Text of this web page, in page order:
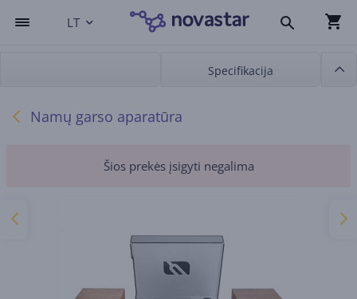
LT
Specifikacija
Namų garso aparatūra
Šios prekės įsigyti negalima